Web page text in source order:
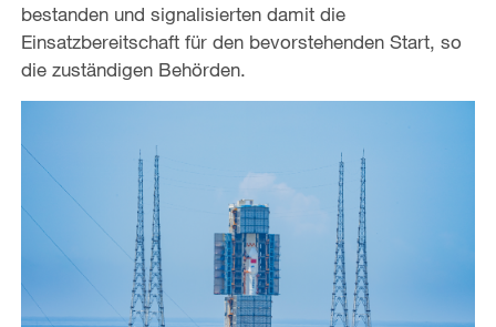
bestanden und signalisierten damit die
Einsatzbereitschaft für den bevorstehenden Start, so
die zuständigen Behörden.